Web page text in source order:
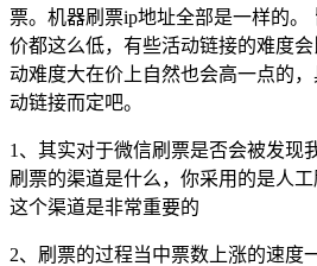
票。机器刷票ip地址全部是一样的。
价都这么低，有些活动链接的难度
动难度大在价上自然也会高一点的
动链接而定吧。
1、其实对于微信刷票是否会被发现
刷票的渠道是什么，你采用的是人工
这个渠道是非常重要的
2、刷票的过程当中票数上涨的速度